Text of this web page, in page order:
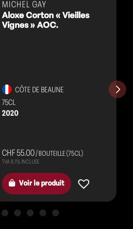
MICHEL GAY
Aloxe Corton « Vieilles
Vignes » AOC.
CÔTE DE BEAUNE
75CL
2020
CHF 55.00/ BOUTEILLE (75CL)
Voir le produit